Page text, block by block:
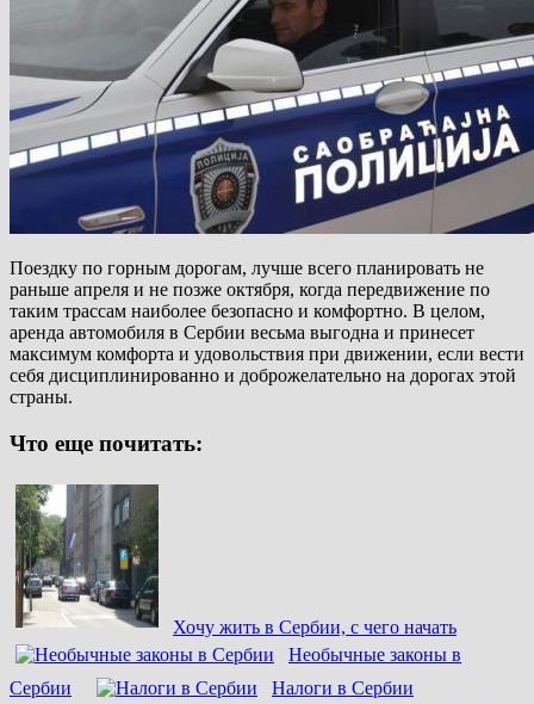
Поездку по горным дорогам, лучше всего планировать не
раньше апреля и не позже октября, когда передвижение по
таким трассам наиболее безопасно и комфортно. В целом,
аренда автомобиля в Сербии весьма выгодна и принесет
максимум комфорта и удовольствия при движении, если вести
себя дисциплинированно и доброжелательно на дорогах этой
страны.
Что еще почитать:
Хочу жить в Сербии, с чего начать
Необычные законы в
Сербии
Налоги в Сербии